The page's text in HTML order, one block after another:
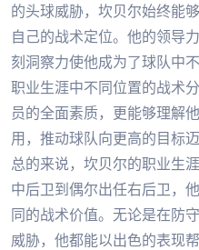
的头球威胁，坎贝尔始终能
自己的战术定位。他的领导
刻洞察力使他成为了球队中
职业生涯中不同位置的战术
员的全面素质，更能够理解
用，推动球队向更高的目标迈
总的来说，坎贝尔的职业生
中后卫到偶尔出任右后卫，
同的战术价值。无论是在防
威胁，他都能以出色的表现